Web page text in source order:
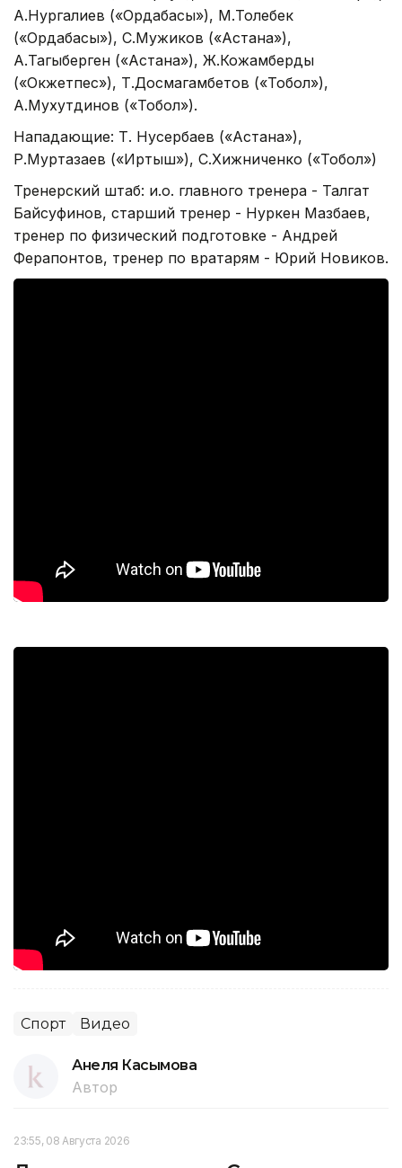
А.Нургалиев («Ордабасы»), М.Толебек
(«Ордабасы»), С.Мужиков («Астана»),
А.Тагыберген («Астана»), Ж.Кожамберды
(«Окжетпес»), Т.Досмагамбетов («Тобол»),
А.Мухутдинов («Тобол»).
Нападающие: Т. Нусербаев («Астана»),
Р.Муртазаев («Иртыш»), С.Хижниченко («Тобол»)
Тренерский штаб: и.о. главного тренера - Талгат
Байсуфинов, старший тренер - Нуркен Мазбаев,
тренер по физический подготовке - Андрей
Ферапонтов, тренер по вратарям - Юрий Новиков.
Спорт Видео
Анеля Касымова
Автор
23:55, 08 Августа 2026